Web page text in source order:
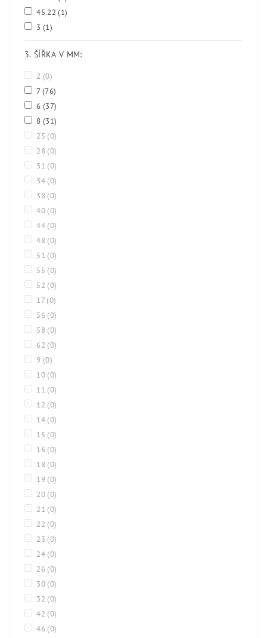
45.22(1)
3 (1)
3. ŠÍŘKA V MM:
2 (0)
7(76)
6 (37)
8 (31)
25 (0)
28 (0)
31 (0)
34 (0)
38 (0)
40 (0)
44 (0)
48 (0)
51 (0)
55 (0)
52 (0)
17 (0)
56 (0)
58 (0)
62 (0)
9 (0)
10 (0)
11 (0)
12 (0)
14 (0)
15 (0)
16 (0)
18 (0)
19 (0)
20 (0)
21 (0)
22 (0)
23 (0)
24 (0)
26 (0)
30 (0)
32 (0)
42 (0)
46 (0)